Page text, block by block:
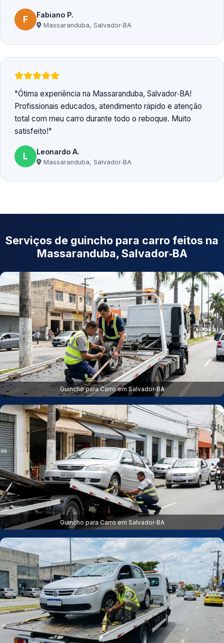
F Fabiano P.
Massaranduba, Salvador‑BA
Ótima experiência na Massaranduba, Salvador‑BA!
Profissionais educados, atendimento rápido e atenção
total com meu carro durante todo o reboque. Muito
satisfeito!
L Leonardo A.
Massaranduba, Salvador‑BA
Serviços de guincho para carro feitos na
Massaranduba, Salvador‑BA
Guincho para Carro em Salvador‑BA
Guincho para Carro em Salvador‑BA